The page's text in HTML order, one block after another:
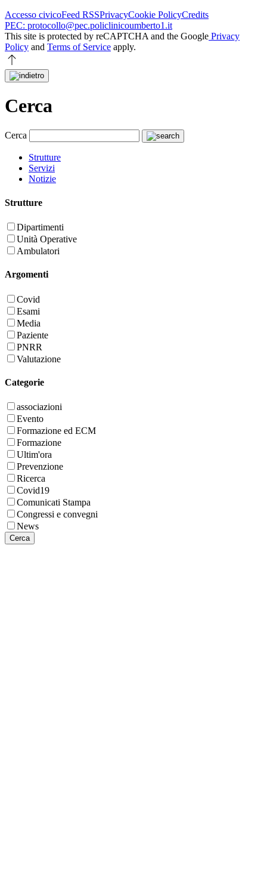
Accesso civicoFeed RSSPrivacyCookie PolicyCredits
PEC: protocollo@pec.policlinicoumberto1.it
This site is protected by reCAPTCHA and the Google Privacy
Policy and Terms of Service apply.
Cerca
Cerca
Strutture
Servizi
Notizie
Strutture
Dipartimenti
Unità Operative
Ambulatori
Argomenti
Covid
Esami
Media
Paziente
PNRR
Valutazione
Categorie
associazioni
Evento
Formazione ed ECM
Formazione
Ultim'ora
Prevenzione
Ricerca
Covid19
Comunicati Stampa
Congressi e convegni
News
Cerca